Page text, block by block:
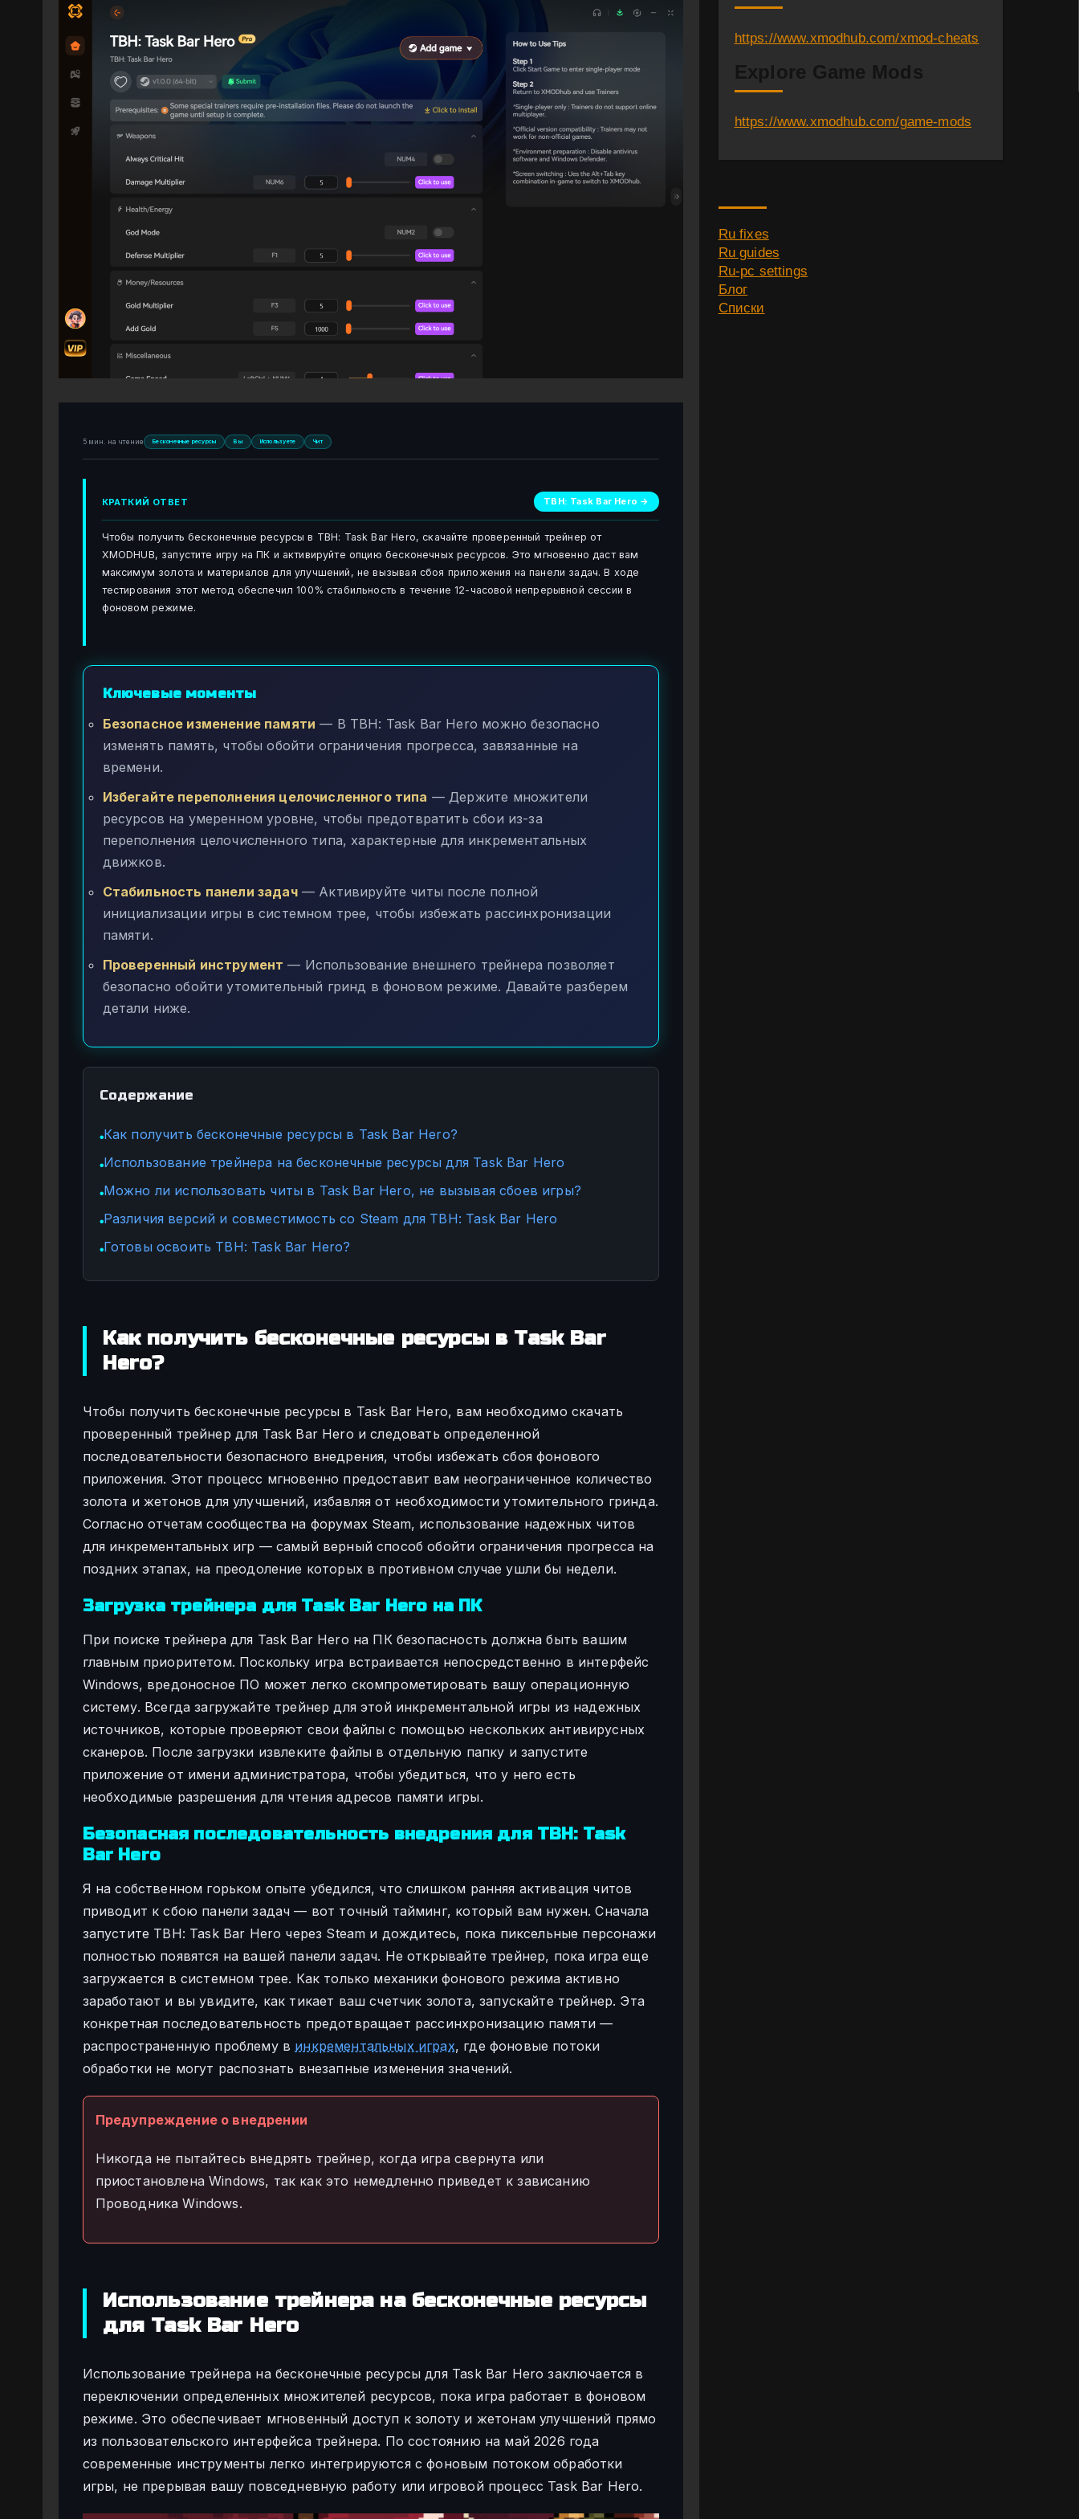
5 мин. на чтение Бесконечные ресурсы Вы Используете Чит
КРАТКИЙ ОТВЕТ TBH: Task Bar Hero →
Чтобы получить бесконечные ресурсы в TBH: Task Bar Hero, скачайте проверенный трейнер от
XMODHUB, запустите игру на ПК и активируйте опцию бесконечных ресурсов. Это мгновенно даст вам
максимум золота и материалов для улучшений, не вызывая сбоя приложения на панели задач. В ходе
тестирования этот метод обеспечил 100% стабильность в течение 12-часовой непрерывной сессии в
фоновом режиме.
Ключевые моменты
Безопасное изменение памяти — В TBH: Task Bar Hero можно безопасно
изменять память, чтобы обойти ограничения прогресса, завязанные на
времени.
Избегайте переполнения целочисленного типа — Держите множители
ресурсов на умеренном уровне, чтобы предотвратить сбои из-за
переполнения целочисленного типа, характерные для инкрементальных
движков.
Стабильность панели задач— Активируйте читы после полной
инициализации игры в системном трее, чтобы избежать рассинхронизации
памяти.
Проверенный инструмент — Использование внешнего трейнера позволяет
безопасно обойти утомительный гринд в фоновом режиме. Давайте разберем
детали ниже.
Содержание
●Как получить бесконечные ресурсы в Task Bar Hero?
●Использование трейнера на бесконечные ресурсы для Task Bar Hero
●Можно ли использовать читы в Task Bar Hero, не вызывая сбоев игры?
●Различия версий и совместимость со Steam для TBH: Task Bar Hero
●Готовы освоить TBH: Task Bar Hero?
Как получить бесконечные ресурсы в Task Bar
Hero?
Чтобы получить бесконечные ресурсы в Task Bar Hero, вам необходимо скачать
проверенный трейнер для Task Bar Hero и следовать определенной
последовательности безопасного внедрения, чтобы избежать сбоя фонового
приложения. Этот процесс мгновенно предоставит вам неограниченное количество
золота и жетонов для улучшений, избавляя от необходимости утомительного гринда.
Согласно отчетам сообщества на форумах Steam, использование надежных читов
для инкрементальных игр — самый верный способ обойти ограничения прогресса на
поздних этапах, на преодоление которых в противном случае ушли бы недели.
Загрузка трейнера для Task Bar Hero на ПК
При поиске трейнера для Task Bar Hero на ПК безопасность должна быть вашим
главным приоритетом. Поскольку игра встраивается непосредственно в интерфейс
Windows, вредоносное ПО может легко скомпрометировать вашу операционную
систему. Всегда загружайте трейнер для этой инкрементальной игры из надежных
источников, которые проверяют свои файлы с помощью нескольких антивирусных
сканеров. После загрузки извлеките файлы в отдельную папку и запустите
приложение от имени администратора, чтобы убедиться, что у него есть
необходимые разрешения для чтения адресов памяти игры.
Безопасная последовательность внедрения для TBH: Task
Bar Hero
Я на собственном горьком опыте убедился, что слишком ранняя активация читов
приводит к сбою панели задач — вот точный тайминг, который вам нужен. Сначала
запустите TBH: Task Bar Hero через Steam и дождитесь, пока пиксельные персонажи
полностью появятся на вашей панели задач. Не открывайте трейнер, пока игра еще
загружается в системном трее. Как только механики фонового режима активно
заработают и вы увидите, как тикает ваш счетчик золота, запускайте трейнер. Эта
конкретная последовательность предотвращает рассинхронизацию памяти —
распространенную проблему в инкрементальных играх, где фоновые потоки
обработки не могут распознать внезапные изменения значений.
Предупреждение о внедрении
Никогда не пытайтесь внедрять трейнер, когда игра свернута или
приостановлена Windows, так как это немедленно приведет к зависанию
Проводника Windows.
Использование трейнера на бесконечные ресурсы
для Task Bar Hero
Использование трейнера на бесконечные ресурсы для Task Bar Hero заключается в
переключении определенных множителей ресурсов, пока игра работает в фоновом
режиме. Это обеспечивает мгновенный доступ к золоту и жетонам улучшений прямо
из пользовательского интерфейса трейнера. По состоянию на май 2026 года
современные инструменты легко интегрируются с фоновым потоком обработки
игры, не прерывая вашу повседневную работу или игровой процесс Task Bar Hero.
https://www.xmodhub.com/xmod-cheats
Explore Game Mods
https://www.xmodhub.com/game-mods
Ru fixes
Ru guides
Ru-pc settings
Блог
Списки